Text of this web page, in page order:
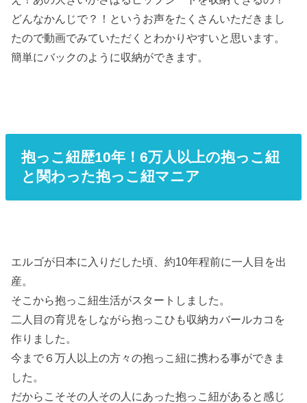
どんなかんじで？！というお声をたくさんいただきまし
たので動画でみていただくとわかりやすいと思います。
簡単にバックのように収納ができます。
抱っこ紐歴10年！6万人以上の抱っこ紐
と関わった抱っこ紐マニア
エルゴが日本に入りだした頃、約10年程前に一人目を出
産。
そこから抱っこ紐生活がスタートしました。
二人目の育児をしながら抱っこひも収納カバールカコを
作りました。
今まで６万人以上の方々の抱っこ紐に携わる事ができま
した。
だからこそその人その人にあった抱っこ紐があると感じ